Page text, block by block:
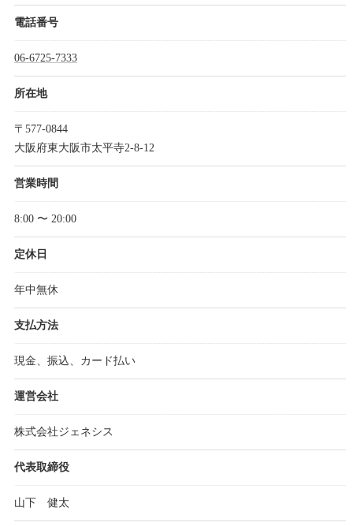
電話番号
06-6725-7333
所在地
〒577-0844
大阪府東大阪市太平寺2-8-12
営業時間
8:00 〜 20:00
定休日
年中無休
支払方法
現金、振込、カード払い
運営会社
株式会社ジェネシス
代表取締役
山下 健太